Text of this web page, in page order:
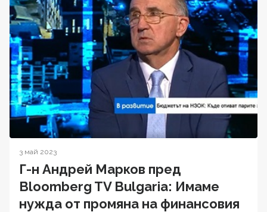
3 май 2023
Г-н Андрей Марков пред
Bloomberg TV Bulgaria: Имаме
нужда от промяна на финансовия